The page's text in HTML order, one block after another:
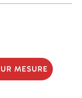
MESURE